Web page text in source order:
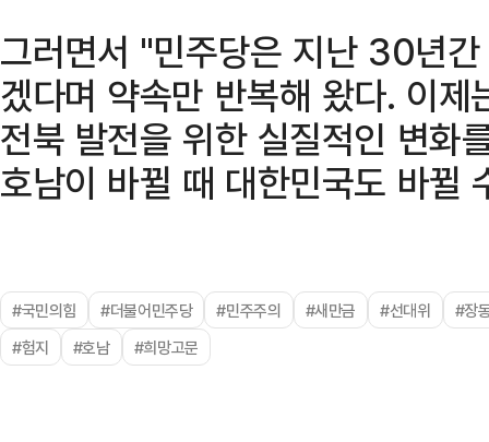
그러면서 "민주당은 지난 30년
겠다며 약속만 반복해 왔다. 이
전북 발전을 위한 실질적인 변화
호남이 바뀔 때 대한민국도 바뀔
#국민의힘 #더불어민주당 #민주주의 #새만금 #선대위
#장
#험지
#호남 #희망고문